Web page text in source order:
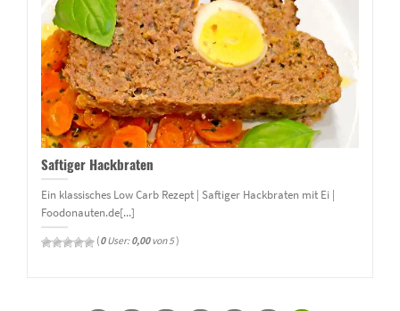
Saftiger Hackbraten
Ein klassisches Low Carb Rezept | Saftiger Hackbraten mit Ei |
Foodonauten.de[...]
(0User: 0,00von 5)